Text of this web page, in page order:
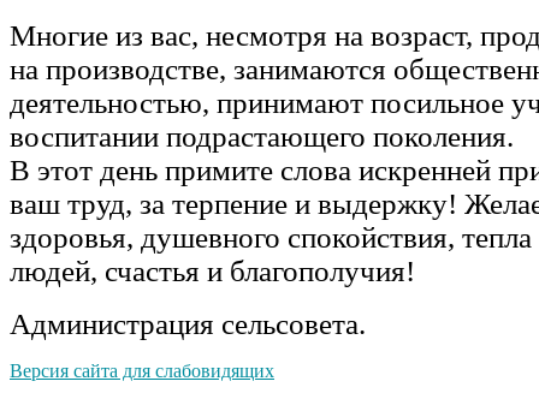
Многие из вас, несмотря на возраст,
на производстве, занимаются
деятельностью, принимают посильное
воспитании подрастающего поколения.
В этот день примите слова искренней
ваш труд, за терпение и выдержку!
здоровья, душевного спокойствия,
людей, счастья и благополучия!
Администрация сельсовета.
Версия сайта для слабовидящих